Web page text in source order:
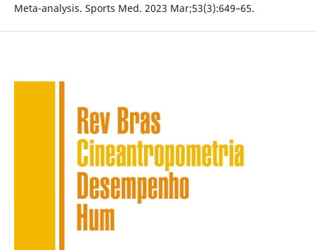
Meta-analysis. Sports Med. 2023 Mar;53(3):649–65.